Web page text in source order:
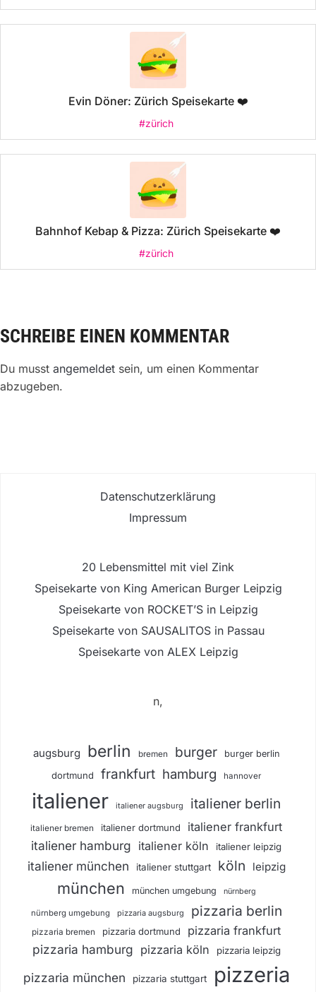
Evin Döner: Zürich Speisekarte ❤️
#zürich
Bahnhof Kebap & Pizza: Zürich Speisekarte ❤️
#zürich
SCHREIBE EINEN KOMMENTAR
Du musst angemeldet sein, um einen Kommentar
abzugeben.
Datenschutzerklärung
Impressum
20 Lebensmittel mit viel Zink
Speisekarte von King American Burger Leipzig
Speisekarte von ROCKET’S in Leipzig
Speisekarte von SAUSALITOS in Passau
Speisekarte von ALEX Leipzig
n,
augsburg berlin bremen burger burger berlin
dortmund frankfurt hamburg hannover
italiener italiener augsburg italiener berlin
italiener bremen italiener dortmund italiener frankfurt
italiener hamburg italiener köln italiener leipzig
italiener münchen italiener stuttgart köln leipzig
münchen münchen umgebung nürnberg
nürnberg umgebung pizzaria augsburg pizzaria berlin
pizzaria bremen pizzaria dortmund pizzaria frankfurt
pizzaria hamburg pizzaria köln pizzaria leipzig
pizzaria münchen pizzaria stuttgart pizzeria